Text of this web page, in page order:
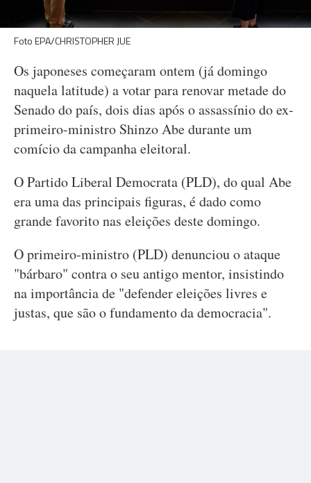
Foto EPA/CHRISTOPHER JUE
Os japoneses começaram ontem (já domingo
naquela latitude) a votar para renovar metade do
Senado do país, dois dias após o assassínio do ex-
primeiro-ministro Shinzo Abe durante um
comício da campanha eleitoral.
O Partido Liberal Democrata (PLD), do qual Abe
era uma das principais figuras, é dado como
grande favorito nas eleições deste domingo.
O primeiro-ministro (PLD) denunciou o ataque
"bárbaro" contra o seu antigo mentor, insistindo
na importância de "defender eleições livres e
justas, que são o fundamento da democracia".